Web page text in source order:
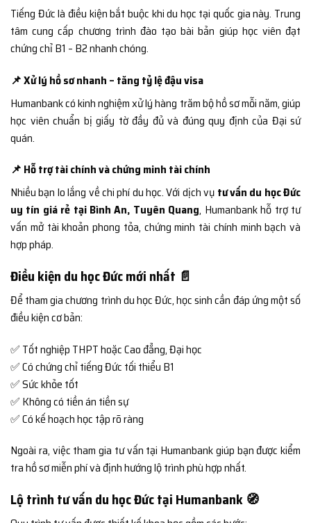
Tiếng Đức là điều kiện bắt buộc khi du học tại quốc gia này. Trung
tâm cung cấp chương trình đào tạo bài bản giúp học viên đạt
chứng chỉ B1 – B2 nhanh chóng.
📌 Xử lý hồ sơ nhanh – tăng tỷ lệ đậu visa
Humanbank có kinh nghiệm xử lý hàng trăm bộ hồ sơ mỗi năm, giúp
học viên chuẩn bị giấy tờ đầy đủ và đúng quy định của Đại sứ
quán.
📌 Hỗ trợ tài chính và chứng minh tài chính
Nhiều bạn lo lắng về chi phí du học. Với dịch vụ tư vấn du học Đức
uy tín giá rẻ tại Bình An, Tuyên Quang, Humanbank hỗ trợ tư
vấn mở tài khoản phong tỏa, chứng minh tài chính minh bạch và
hợp pháp.
Điều kiện du học Đức mới nhất 📄
Để tham gia chương trình du học Đức, học sinh cần đáp ứng một số
điều kiện cơ bản:
✅ Tốt nghiệp THPT hoặc Cao đẳng, Đại học
✅ Có chứng chỉ tiếng Đức tối thiểu B1
✅ Sức khỏe tốt
✅ Không có tiền án tiền sự
✅ Có kế hoạch học tập rõ ràng
Ngoài ra, việc tham gia tư vấn tại Humanbank giúp bạn được kiểm
tra hồ sơ miễn phí và định hướng lộ trình phù hợp nhất.
Lộ trình tư vấn du học Đức tại Humanbank 🧭